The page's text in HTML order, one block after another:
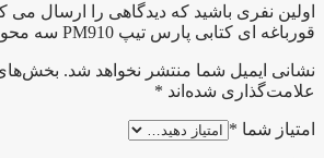
اولین نفری باشید که دیدگاهی را ارسال می
قورباغه ای کتابی پارس تیپ PM910 سه محور”
نشانی ایمیل شما منتشر نخواهد شد. بخش‌های
علامت‌گذاری شده‌اند *
امتیاز شما *